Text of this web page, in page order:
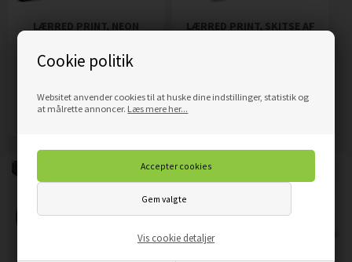
Cookie politik
Websitet anvender cookies til at huske dine indstillinger, statistik og
at målrette annoncer. Læs mere her...
Vis cookie detaljer
LÆRRED PRINT, NEON
Mere info
LÆRRED PRINT, SKITSE AF